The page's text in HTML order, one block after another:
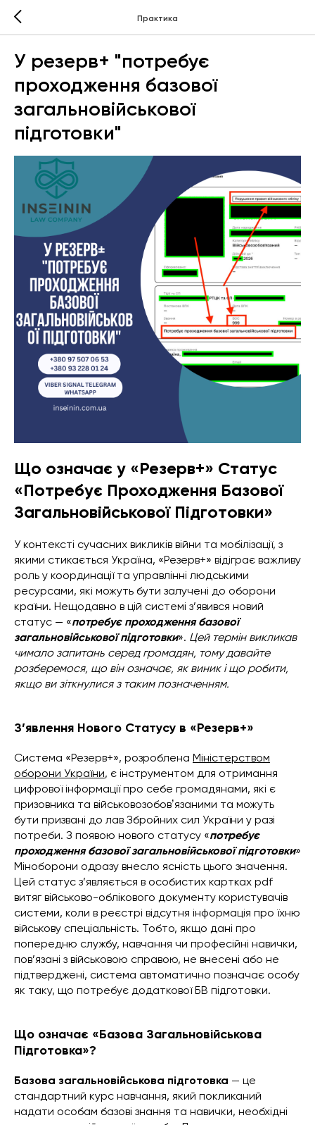
Практика
У резерв+ "потребує
проходження базової
загальновійськової
підготовки"
Що означає у «Резерв+» Статус
«Потребує Проходження Базової
Загальновійськової Підготовки»
У контексті сучасних викликів війни та мобілізації, з
якими стикається Україна, «Резерв+» відіграє важливу
роль у координації та управлінні людськими
ресурсами, які можуть бути залучені до оборони
країни. Нещодавно в цій системі з’явився новий
статус — «потребує проходження базової
загальновійськової підготовки». Цей термін викликав
чимало запитань серед громадян, тому давайте
розберемося, що він означає, як виник і що робити,
якщо ви зіткнулися з таким позначенням.
З’явлення Нового Статусу в «Резерв+»
Система «Резерв+», розроблена Міністерством
оборони України, є інструментом для отримання
цифрової інформації про себе громадянами, які є
призовника та військовозобовʼязаними та можуть
бути призвані до лав Збройних сил України у разі
потреби. З появою нового статусу «потребує
проходження базової загальновійськової підготовки»
Міноборони одразу внесло ясність цього значення.
Цей статус з’являється в особистих картках pdf
витяг військово-облікового документу користувачів
системи, коли в реєстрі відсутня інформація про їхню
військову спеціальність. Тобто, якщо дані про
попередню службу, навчання чи професійні навички,
пов’язані з військовою справою, не внесені або не
підтверджені, система автоматично позначає особу
як таку, що потребує додаткової БВ підготовки.
Що означає «Базова Загальновійськова
Підготовка»?
Базова загальновійськова підготовка — це
стандартний курс навчання, який покликаний
надати особам базові знання та навички, необхідні